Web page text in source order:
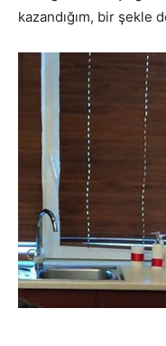
kazandığım, bir şekle